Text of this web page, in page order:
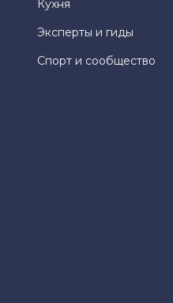
Кухня
Эксперты и гиды
Спорт и сообщество